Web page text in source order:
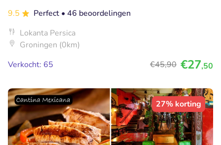
9.5
Perfect • 46 beoordelingen
Lokanta Persica
Groningen (0km)
Verkocht: 65
€45,90 €27,50
27% korting